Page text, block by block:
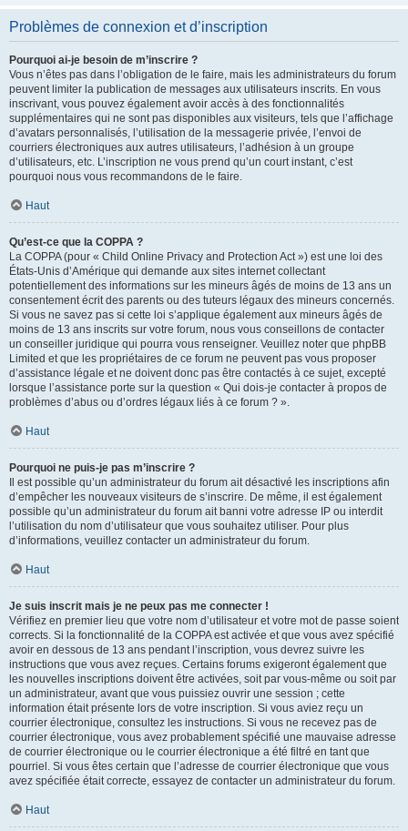
Problèmes de connexion et d’inscription
Pourquoi ai-je besoin de m’inscrire ?
Vous n’êtes pas dans l’obligation de le faire, mais les administrateurs du forum
peuvent limiter la publication de messages aux utilisateurs inscrits. En vous
inscrivant, vous pouvez également avoir accès à des fonctionnalités
supplémentaires qui ne sont pas disponibles aux visiteurs, tels que l’affichage
d’avatars personnalisés, l’utilisation de la messagerie privée, l’envoi de
courriers électroniques aux autres utilisateurs, l’adhésion à un groupe
d’utilisateurs, etc. L’inscription ne vous prend qu’un court instant, c’est
pourquoi nous vous recommandons de le faire.
Haut
Qu’est-ce que la COPPA ?
La COPPA (pour « Child Online Privacy and Protection Act ») est une loi des
États-Unis d’Amérique qui demande aux sites internet collectant
potentiellement des informations sur les mineurs âgés de moins de 13 ans un
consentement écrit des parents ou des tuteurs légaux des mineurs concernés.
Si vous ne savez pas si cette loi s’applique également aux mineurs âgés de
moins de 13 ans inscrits sur votre forum, nous vous conseillons de contacter
un conseiller juridique qui pourra vous renseigner. Veuillez noter que phpBB
Limited et que les propriétaires de ce forum ne peuvent pas vous proposer
d’assistance légale et ne doivent donc pas être contactés à ce sujet, excepté
lorsque l’assistance porte sur la question « Qui dois-je contacter à propos de
problèmes d’abus ou d’ordres légaux liés à ce forum ? ».
Haut
Pourquoi ne puis-je pas m’inscrire ?
Il est possible qu’un administrateur du forum ait désactivé les inscriptions afin
d’empêcher les nouveaux visiteurs de s’inscrire. De même, il est également
possible qu’un administrateur du forum ait banni votre adresse IP ou interdit
l’utilisation du nom d’utilisateur que vous souhaitez utiliser. Pour plus
d’informations, veuillez contacter un administrateur du forum.
Haut
Je suis inscrit mais je ne peux pas me connecter !
Vérifiez en premier lieu que votre nom d’utilisateur et votre mot de passe soient
corrects. Si la fonctionnalité de la COPPA est activée et que vous avez spécifié
avoir en dessous de 13 ans pendant l’inscription, vous devrez suivre les
instructions que vous avez reçues. Certains forums exigeront également que
les nouvelles inscriptions doivent être activées, soit par vous-même ou soit par
un administrateur, avant que vous puissiez ouvrir une session ; cette
information était présente lors de votre inscription. Si vous aviez reçu un
courrier électronique, consultez les instructions. Si vous ne recevez pas de
courrier électronique, vous avez probablement spécifié une mauvaise adresse
de courrier électronique ou le courrier électronique a été filtré en tant que
pourriel. Si vous êtes certain que l’adresse de courrier électronique que vous
avez spécifiée était correcte, essayez de contacter un administrateur du forum.
Haut